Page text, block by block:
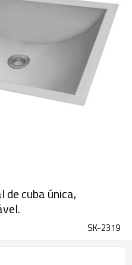
de cuba única,
SK-2319